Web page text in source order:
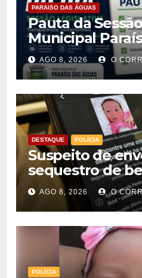
PARAISO DAS ÁGUAS
Pauta da
Municipal
AGO 8, 2026 O
DESTAQUE POLÍCIA
Suspeito de
sequestro de
é preso na
AGO 8, 2026 O
POLÍCIA